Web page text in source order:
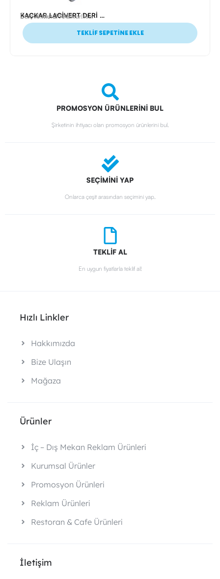
KAÇKAR LACİVERT DERİ ANAHTARLIK
Ürün Kodu: 26340
Deri ve Metal Anahtarlıklar
TEKLİF SEPETİNE EKLE
PROMOSYON ÜRÜNLERİNİ BUL
Şirketinin ihtiyacı olan promosyon ürünlerini bul.
SEÇİMİNİ YAP
Onlarca çeşit arasından seçimini yap.
TEKLİF AL
En uygun fiyatlarla teklif al!
Hızlı Linkler
Hakkımızda
Bize Ulaşın
Mağaza
Ürünler
İç – Dış Mekan Reklam Ürünleri
Kurumsal Ürünler
Promosyon Ürünleri
Reklam Ürünleri
Restoran & Cafe Ürünleri
İletişim